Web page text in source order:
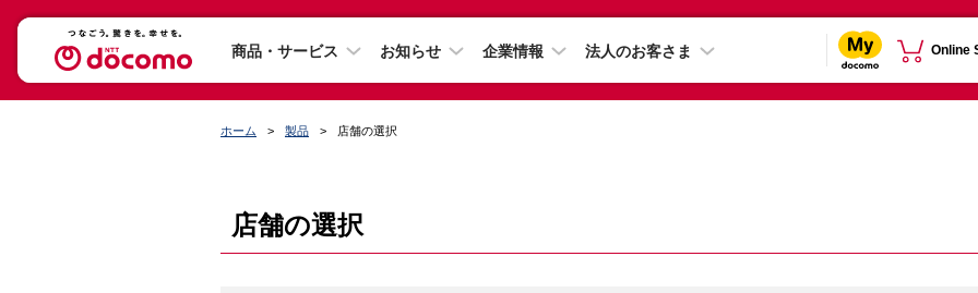
商品・サービス お知らせ 企業情報 法人のお客さま Online
ホーム 製品 店舗の選択
店舗の選択